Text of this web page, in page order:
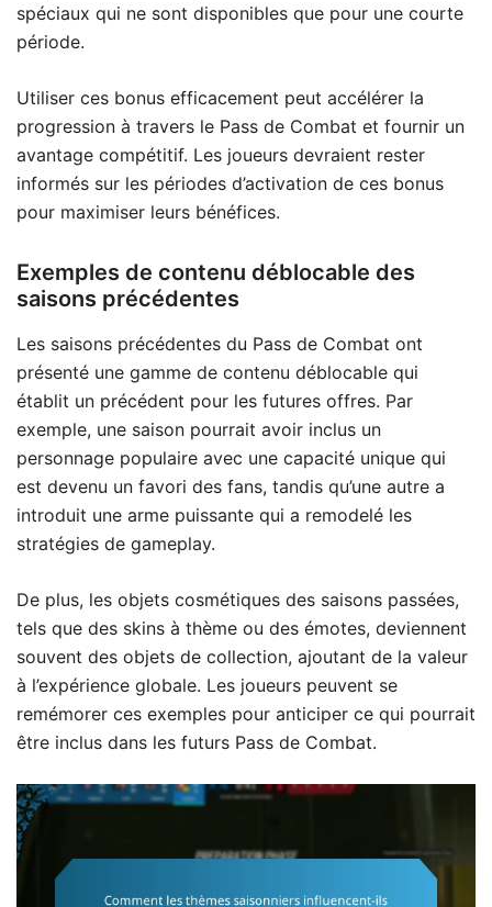
spéciaux qui ne sont disponibles que pour une courte
période.
Utiliser ces bonus efficacement peut accélérer la
progression à travers le Pass de Combat et fournir un
avantage compétitif. Les joueurs devraient rester
informés sur les périodes d’activation de ces bonus
pour maximiser leurs bénéfices.
Exemples de contenu déblocable des
saisons précédentes
Les saisons précédentes du Pass de Combat ont
présenté une gamme de contenu déblocable qui
établit un précédent pour les futures offres. Par
exemple, une saison pourrait avoir inclus un
personnage populaire avec une capacité unique qui
est devenu un favori des fans, tandis qu’une autre a
introduit une arme puissante qui a remodelé les
stratégies de gameplay.
De plus, les objets cosmétiques des saisons passées,
tels que des skins à thème ou des émotes, deviennent
souvent des objets de collection, ajoutant de la valeur
à l’expérience globale. Les joueurs peuvent se
remémorer ces exemples pour anticiper ce qui pourrait
être inclus dans les futurs Pass de Combat.